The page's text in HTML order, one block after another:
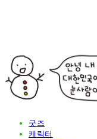
굿즈
캐릭터